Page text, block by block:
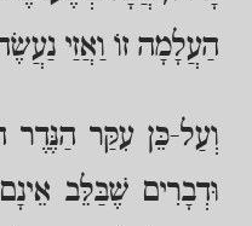
הַעֲלָמָה זוֹ וַאֲזַי
וְעַל-כֵּן עִקַּר הַנֶּדֶר
וּדְבָרִים שֶׁבַּלֵּב